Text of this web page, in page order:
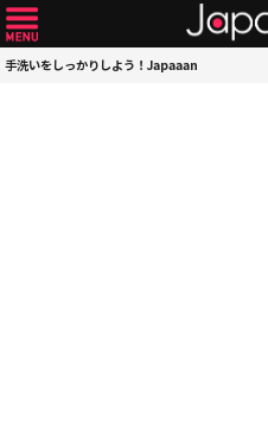
手洗いをしっかりしよう！Japaaan